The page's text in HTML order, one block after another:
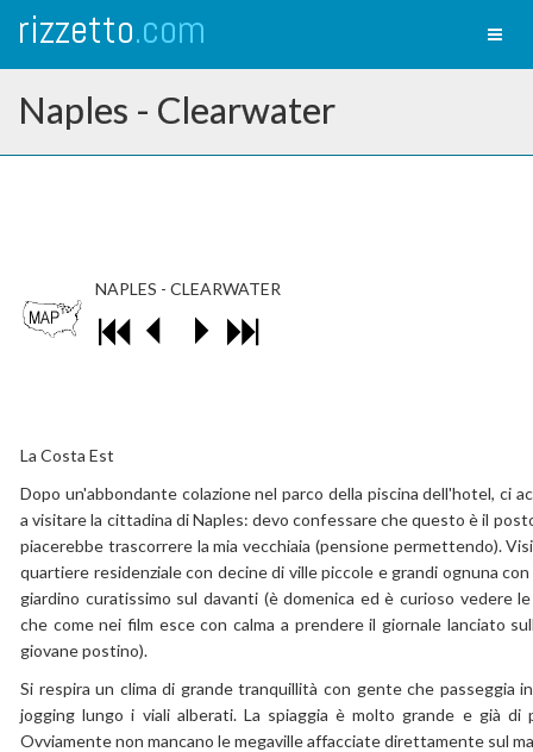
rizzetto.com
Naples - Clearwater
NAPLES - CLEARWATER
La Costa Est
Dopo un'abbondante colazione nel parco della piscina dell'hotel, ci
a visitare la cittadina di Naples: devo confessare che questo è il
piacerebbe trascorrere la mia vecchiaia (pensione permettendo).
quartiere residenziale con decine di ville piccole e grandi ognuna
giardino curatissimo sul davanti (è domenica ed è curioso vedere
che come nei film esce con calma a prendere il giornale lanciato
giovane postino).
Si respira un clima di grande tranquillità con gente che passeggia
jogging lungo i viali alberati. La spiaggia è molto grande e già di
Ovviamente non mancano le megaville affacciate direttamente sul